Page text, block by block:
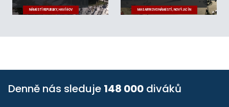
NÁMĚSTÍ REPUBLIKY, HAVÍŘOV MASARYKOVO NÁMĚSTÍ, NOVÝ JIČÍN
Denně nás sleduje 148 000 diváků